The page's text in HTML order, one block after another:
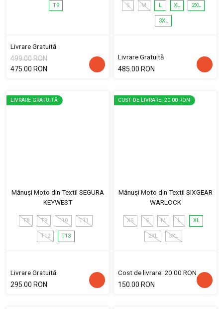
T9
Livrare Gratuită
499.00 RON
475.00 RON
S M L XL 2XL
3XL
Livrare Gratuită
485.00 RON
LIVRARE GRATUITĂ
Mănuși Moto din Textil SEGURA
KEYWEST
T8 T9 T10 T11
T12 T13
Livrare Gratuită
295.00 RON
COST DE LIVRARE: 20.00 RON
Mănuși Moto din Textil SIXGEAR
WARLOCK
XS S M L XL
2XL 3XL
Cost de livrare: 20.00 RON
150.00 RON